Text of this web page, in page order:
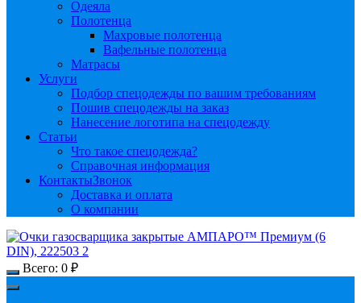
Одеяла
Полотенца
Махровые полотенца
Вафельные полотенца
Матрасы
Услуги
Подбор спецодежды по вашим требованиям
Пошив спецодежды на заказ
Нанесение логотипа на спецодежду
Статьи
Что такое спецодежда?
Справочная информация
КонтактыЗвонок
Доставка и оплата
О компании
Всего: 0 ₽